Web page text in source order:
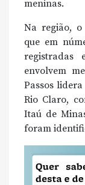
meninas.
Na região,
que em
envolvem
Passos
Rio Claro,
Itaú de
foram